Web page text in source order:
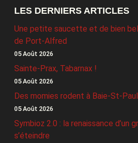
LES DERNIERS ARTICLES
Une petite saucette et de bien
de Port-Alfred
05 Août 2026
Sainte-Prax, Tabarnax !
05 Août 2026
Des momies rodent à Baie-St-
05 Août 2026
Symbioz 2.0 : la renaissance d’un
s’éteindre